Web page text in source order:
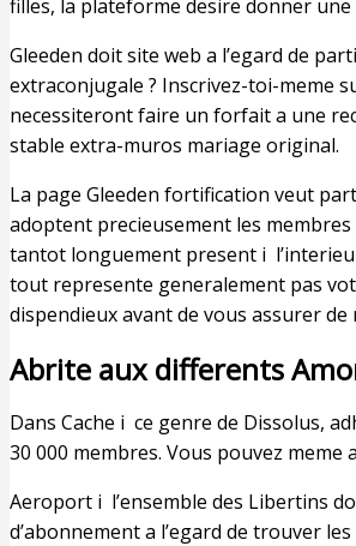
filles, la plateforme desire donner
Gleeden doit site web a l’egard de
extraconjugale ? Inscrivez-toi-meme
necessiteront faire un forfait a une
stable extra-muros mariage original.
La page Gleeden fortification veut
adoptent precieusement les
tantot longuement present i
tout represente generalement pas
dispendieux avant de vous assurer
Abrite aux differents
Dans Cache i ce genre de Dissolus,
30 000 membres. Vous pouvez
Aeroport i l’ensemble des Libertins
d’abonnement a l’egard de trouver